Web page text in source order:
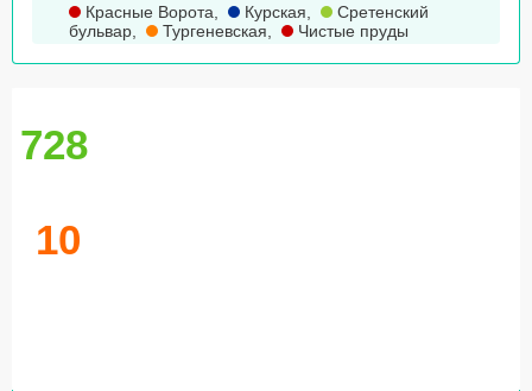
Красные Ворота, Курская,
Сретенский
бульвар, Тургеневская, Чистые пруды
728
10